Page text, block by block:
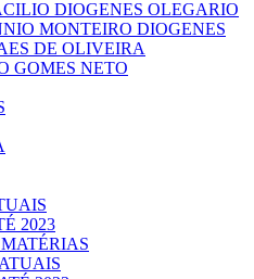
DIOGENES OLEGARIO
MONTEIRO DIOGENES
DE OLIVEIRA
GOMES NETO
2023